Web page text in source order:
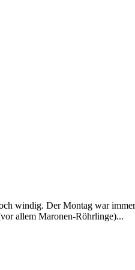
windig. Der Montag war
allem Maronen-Röhrlinge)...